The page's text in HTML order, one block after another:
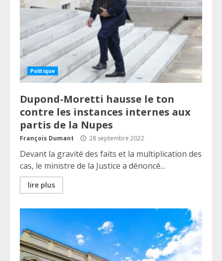
Politique
Dupond-Moretti hausse le ton
contre les instances internes aux
partis de la Nupes
François Dumant 28 septembre 2022
Devant la gravité des faits et la multiplication des
cas, le ministre de la Justice a dénoncé...
lire plus